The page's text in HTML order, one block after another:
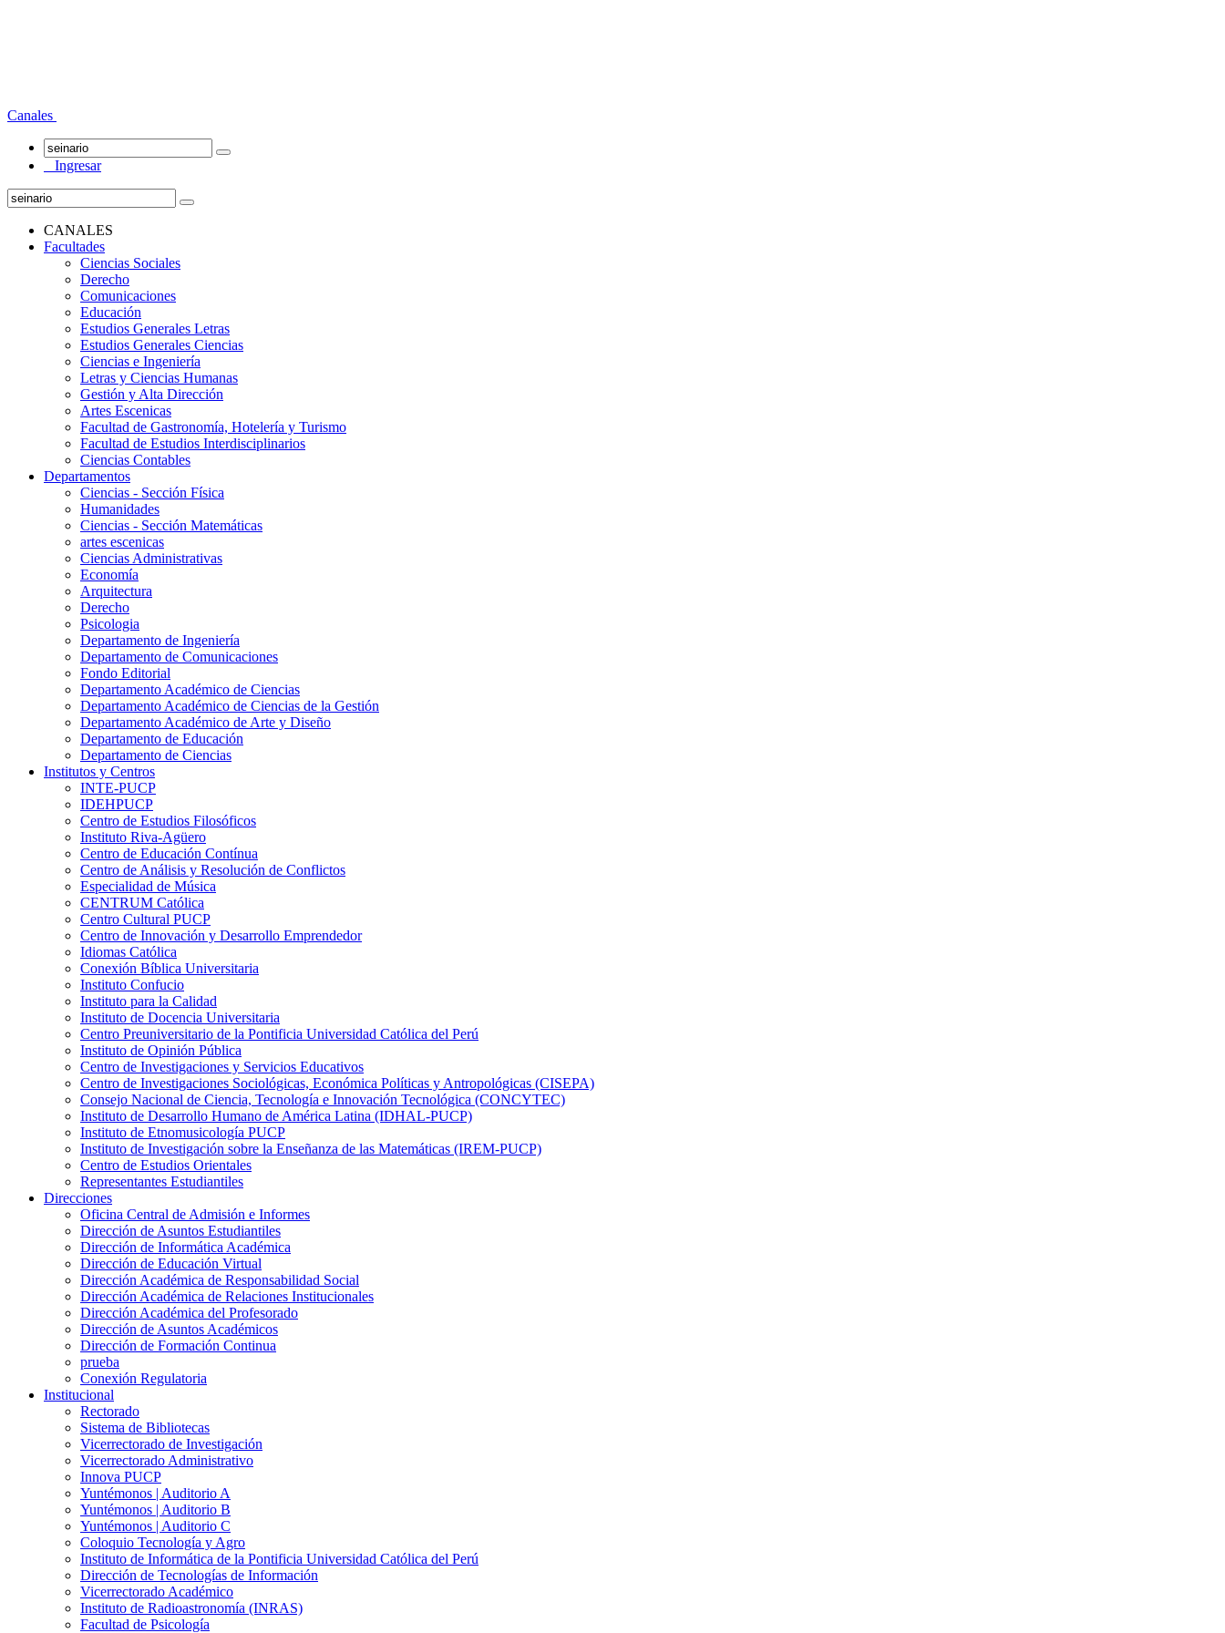
Canales
Ingresar
CANALES
Facultades
Ciencias Sociales
Derecho
Comunicaciones
Educación
Estudios Generales Letras
Estudios Generales Ciencias
Ciencias e Ingeniería
Letras y Ciencias Humanas
Gestión y Alta Dirección
Artes Escenicas
Facultad de Gastronomía, Hotelería y Turismo
Facultad de Estudios Interdisciplinarios
Ciencias Contables
Departamentos
Ciencias - Sección Física
Humanidades
Ciencias - Sección Matemáticas
artes escenicas
Ciencias Administrativas
Economía
Arquitectura
Derecho
Psicologia
Departamento de Ingeniería
Departamento de Comunicaciones
Fondo Editorial
Departamento Académico de Ciencias
Departamento Académico de Ciencias de la Gestión
Departamento Académico de Arte y Diseño
Departamento de Educación
Departamento de Ciencias
Institutos y Centros
INTE-PUCP
IDEHPUCP
Centro de Estudios Filosóficos
Instituto Riva-Agüero
Centro de Educación Contínua
Centro de Análisis y Resolución de Conflictos
Especialidad de Música
CENTRUM Católica
Centro Cultural PUCP
Centro de Innovación y Desarrollo Emprendedor
Idiomas Católica
Conexión Bíblica Universitaria
Instituto Confucio
Instituto para la Calidad
Instituto de Docencia Universitaria
Centro Preuniversitario de la Pontificia Universidad Católica del Perú
Instituto de Opinión Pública
Centro de Investigaciones y Servicios Educativos
Centro de Investigaciones Sociológicas, Económica Políticas y Antropológicas (CISEPA)
Consejo Nacional de Ciencia, Tecnología e Innovación Tecnológica (CONCYTEC)
Instituto de Desarrollo Humano de América Latina (IDHAL-PUCP)
Instituto de Etnomusicología PUCP
Instituto de Investigación sobre la Enseñanza de las Matemáticas (IREM-PUCP)
Centro de Estudios Orientales
Representantes Estudiantiles
Direcciones
Oficina Central de Admisión e Informes
Dirección de Asuntos Estudiantiles
Dirección de Informática Académica
Dirección de Educación Virtual
Dirección Académica de Responsabilidad Social
Dirección Académica de Relaciones Institucionales
Dirección Académica del Profesorado
Dirección de Asuntos Académicos
Dirección de Formación Continua
prueba
Conexión Regulatoria
Institucional
Rectorado
Sistema de Bibliotecas
Vicerrectorado de Investigación
Vicerrectorado Administrativo
Innova PUCP
Yuntémonos | Auditorio A
Yuntémonos | Auditorio B
Yuntémonos | Auditorio C
Coloquio Tecnología y Agro
Instituto de Informática de la Pontificia Universidad Católica del Perú
Dirección de Tecnologías de Información
Vicerrectorado Académico
Instituto de Radioastronomía (INRAS)
Facultad de Psicología